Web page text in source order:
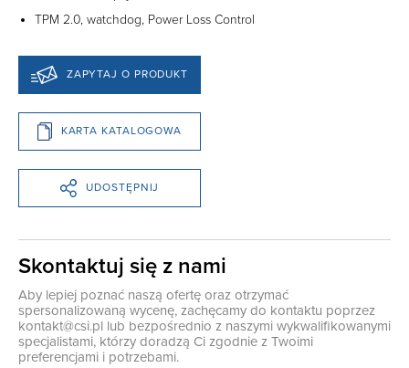
TPM 2.0, watchdog, Power Loss Control
ZAPYTAJ O PRODUKT
KARTA KATALOGOWA
UDOSTĘPNIJ
Skontaktuj się z nami
Aby lepiej poznać naszą ofertę oraz otrzymać
spersonalizowaną wycenę, zachęcamy do kontaktu poprzez
kontakt@csi.pl lub bezpośrednio z naszymi wykwalifikowanymi
specjalistami, którzy doradzą Ci zgodnie z Twoimi
preferencjami i potrzebami.